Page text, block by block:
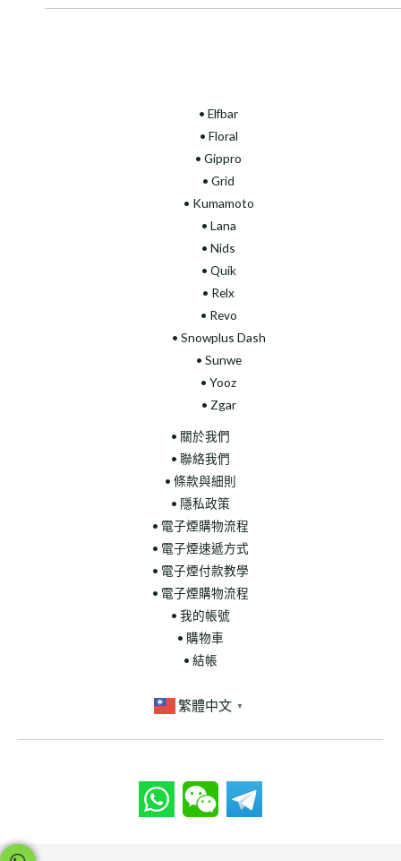
• Elfbar
• Floral
• Gippro
• Grid
• Kumamoto
• Lana
• Nids
• Quik
• Relx
• Revo
• Snowplus Dash
• Sunwe
• Yooz
• Zgar
• 關於我們
• 聯絡我們
• 條款與細則
• 隱私政策
• 電子煙購物流程
• 電子煙速遞方式
• 電子煙付款教學
• 電子煙購物流程
• 我的帳號
• 購物車
• 結帳
繁體中文 ▼